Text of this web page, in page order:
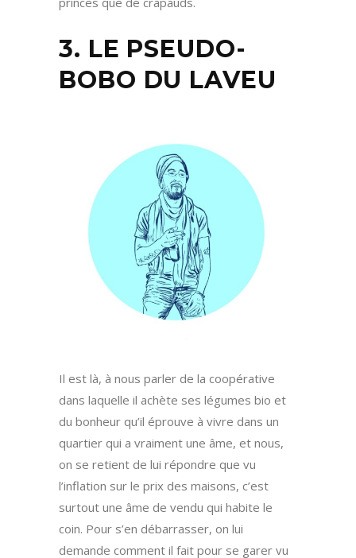
3. LE PSEUDO-
BOBO DU LAVEU
Il est là, à nous parler de la coopérative
dans laquelle il achète ses légumes bio et
du bonheur qu’il éprouve à vivre dans un
quartier qui a vraiment une âme, et nous,
on se retient de lui répondre que vu
l’inflation sur le prix des maisons, c’est
surtout une âme de vendu qui habite le
coin. Pour s’en débarrasser, on lui
demande comment il fait pour se garer vu